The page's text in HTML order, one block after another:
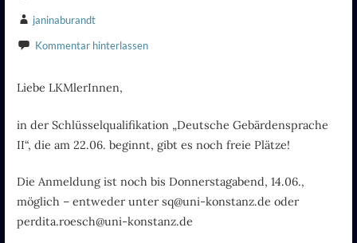
janinaburandt
Kommentar hinterlassen
Liebe LKMlerInnen,
in der Schlüsselqualifikation „Deutsche Gebärdensprache
II“, die am 22.06. beginnt, gibt es noch freie Plätze!
Die Anmeldung ist noch bis Donnerstagabend, 14.06.,
möglich – entweder unter sq@uni-konstanz.de oder
perdita.roesch@uni-konstanz.de